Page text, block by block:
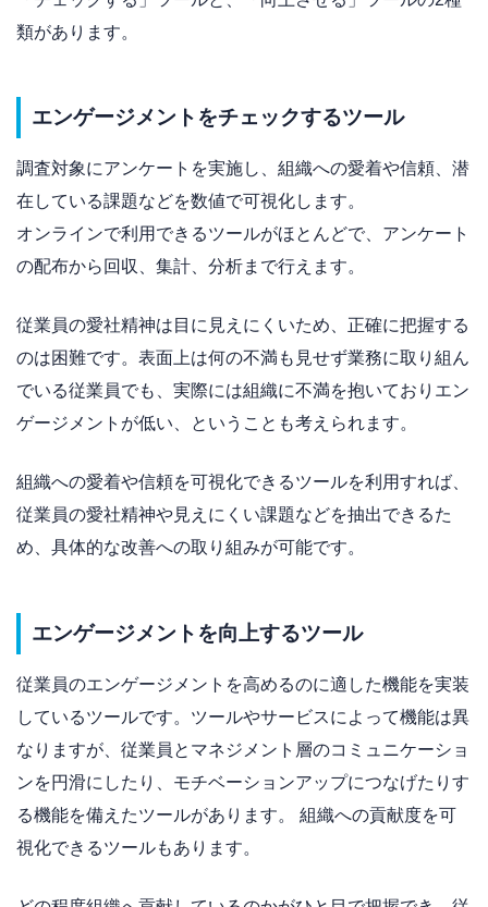
類があります。
エンゲージメントをチェックするツール
調査対象にアンケートを実施し、組織への愛着や信頼、潜
在している課題などを数値で可視化します。
オンラインで利用できるツールがほとんどで、アンケート
の配布から回収、集計、分析まで行えます。
従業員の愛社精神は目に見えにくいため、正確に把握する
のは困難です。表面上は何の不満も見せず業務に取り組ん
でいる従業員でも、実際には組織に不満を抱いておりエン
ゲージメントが低い、ということも考えられます。
組織への愛着や信頼を可視化できるツールを利用すれば、
従業員の愛社精神や見えにくい課題などを抽出できるた
め、具体的な改善への取り組みが可能です。
エンゲージメントを向上するツール
従業員のエンゲージメントを高めるのに適した機能を実装
しているツールです。ツールやサービスによって機能は異
なりますが、従業員とマネジメント層のコミュニケーショ
ンを円滑にしたり、モチベーションアップにつなげたりす
る機能を備えたツールがあります。 組織への貢献度を可
視化できるツールもあります。